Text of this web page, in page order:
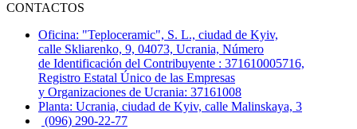
CONTACTOS
Oficina: "Teploceramic", S. L., ciudad de Kyiv,
calle Skliarenko, 9, 04073, Ucrania, Número
de Identificación del Contribuyente : 371610005716,
Registro Estatal Único de las Empresas
y Organizaciones de Ucrania: 37161008
Planta: Ucrania, ciudad de Kyiv, calle Malinskaya, 3
(096) 290-22-77